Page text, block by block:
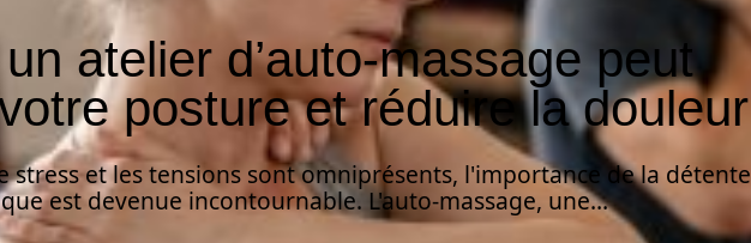
atelier d’auto-massage peut
posture et réduire la douleur
stress et les tensions sont omniprésents, l'importance de la détente
est devenue incontournable. L'auto-massage, une…